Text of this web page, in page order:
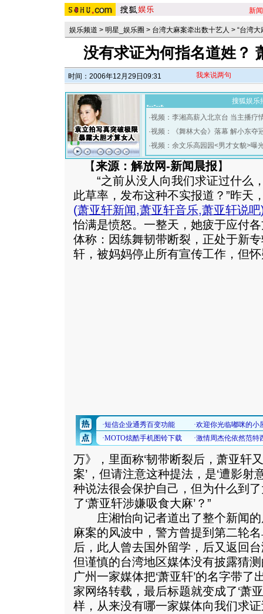
新闻
娱乐频道 > 明星_娱乐圈 > 台湾大麻案牵出数十艺人 > “台湾
没有求证为何指名道姓？
时间：2006年12月29日09:31 我来说两句
搜狐娱乐
·视频：李湘高薪入北京台 当主播疗
·视频：《舞林大会》落幕 解小东夺
·视频：余文乐高园园<男才女貌>曝
【来源：解放网-新闻晨报】
“之前从没人向我们求证过什么
此草率，发布这种不实报道？”昨天
(萧亚轩新闻,萧亚轩音乐,萧亚轩说吧
怡满是愤怒。一整天，她疲于应付
体称：因练舞韧带断裂，正处于新
轩，被妈妈停止所有宣传工作，但
万》，里面称‘韧带断裂后，萧亚轩
案’，但请注意这种提法，是‘遭影射
种说法很会保护自己，但为什么到
了‘萧亚轩涉嫌吸食大麻’？”
庄湘怡向记者道出了整个新闻的
麻案的风波中，警方曾提到第二轮
后，此人曾去国外留学，后又返回
但谨慎的台湾地区媒体没有披露猜
广州一家媒体把‘萧亚轩’的名字带
家网络转载，最后标题就变成了‘萧
样，从来没有哪一家媒体向我们求